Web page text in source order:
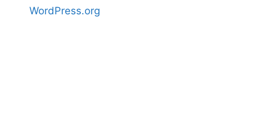
WordPress.org